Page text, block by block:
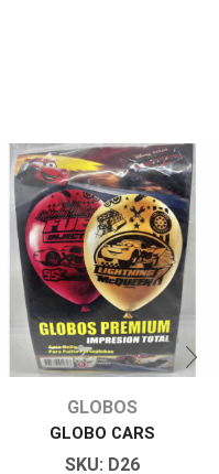
GLOBOS
GLOBO CARS
SKU: D26